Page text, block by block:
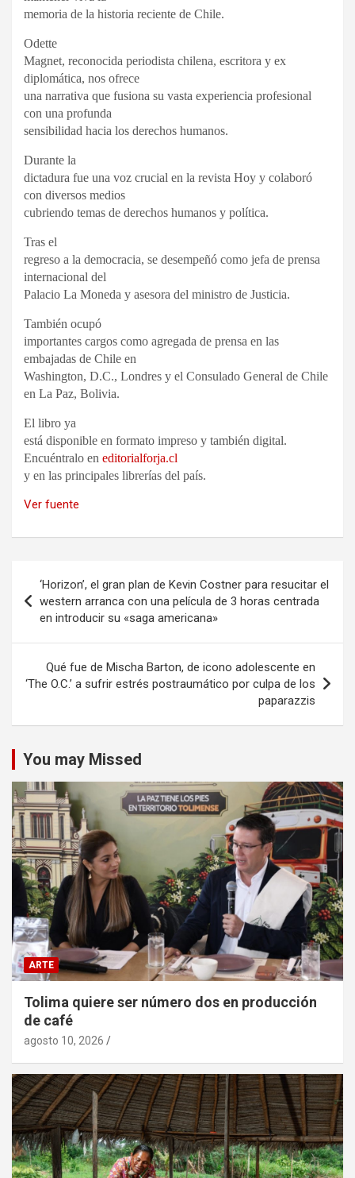
memoria de la historia reciente de Chile.
Odette
Magnet, reconocida periodista chilena, escritora y ex
diplomática, nos ofrece
una narrativa que fusiona su vasta experiencia profesional
con una profunda
sensibilidad hacia los derechos humanos.
Durante la
dictadura fue una voz crucial en la revista Hoy y colaboró
con diversos medios
cubriendo temas de derechos humanos y política.
Tras el
regreso a la democracia, se desempeñó como jefa de prensa
internacional del
Palacio La Moneda y asesora del ministro de Justicia.
También ocupó
importantes cargos como agregada de prensa en las
embajadas de Chile en
Washington, D.C., Londres y el Consulado General de Chile
en La Paz, Bolivia.
El libro ya
está disponible en formato impreso y también digital.
Encuéntralo en editorialforja.cl
y en las principales librerías del país.
Ver fuente
de
entradas
‘Horizon’, el gran plan de Kevin Costner para resucitar el
western arranca con una película de 3 horas centrada
en introducir su «saga americana»
Qué fue de Mischa Barton, de icono adolescente en
‘The O.C.’ a sufrir estrés postraumático por culpa de los
paparazzis
You may Missed
ARTE
Tolima quiere ser número dos en producción
de café
agosto 10, 2026